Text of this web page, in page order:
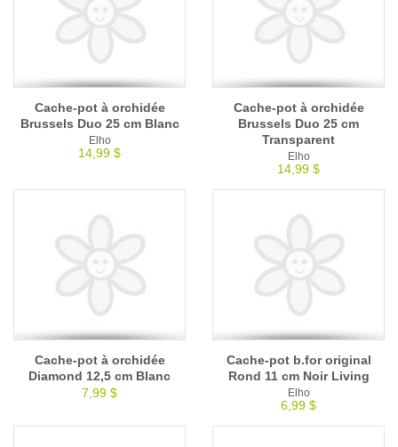
Cache-pot à orchidée
Brussels Duo 25 cm Blanc
Elho
14,99 $
Cache-pot à orchidée
Brussels Duo 25 cm
Transparent
Elho
14,99 $
Cache-pot à orchidée
Diamond 12,5 cm Blanc
7,99 $
Cache-pot b.for original
Rond 11 cm Noir Living
Elho
6,99 $